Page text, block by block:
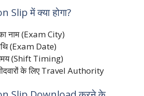
में क्या होगा?
का नाम (Exam City)
(Exam Date)
(Shift Timing)
के लिए Travel Authority